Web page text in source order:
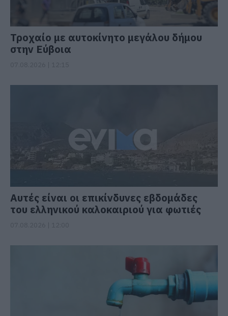
Τροχαίο με αυτοκίνητο μεγάλου δήμου
στην Εύβοια
Αυτές είναι οι επικίνδυνες εβδομάδες
του ελληνικού καλοκαιριού για φωτιές